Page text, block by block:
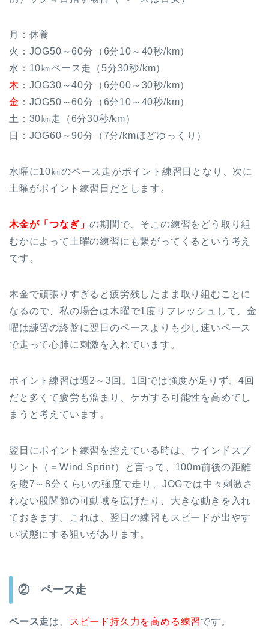
月：休養
火：JOG50～60分（6分10～40秒/km）
水：10㎞ペース走（5分30秒/km）
木 ：JOG30～40分（6分00～30秒/km）
金 ：JOG50～60分（6分10～40秒/km）
土：30㎞走（6分30秒/km）
日：JOG60～90分（7分/kmほどゆっくり）
水曜に10㎞のペース走がポイント練習日となり、次に
土曜がポイント練習日だとします。
木金が「つなぎ」の期間で、そこの練習をどう取り組
むかによって土曜の練習にも繋がってくるという考え
です。
木金で頑張りすぎると疲労残したまま取り組むことに
なるので、私の場合は木曜で1度リフレッシュして、金
曜は練習の終盤に翌日のペースよりも少し速いペース
で走って心肺に刺激を入れています。
ポイント練習は週2～3回。1回では強度が足りず、4回
だと多くて疲労も溜まり、ケガする可能性を高めてし
まうと考えています。
翌日にポイント練習を控えている時は、ウインドスプ
リント（＝Wind Sprint）と言って、100m前後の距離
を腹7～8分くらいの強度で走り、JOGでは中々刺激さ
れない股関節の可動域を広げたり、大きな動きを入れ
ておきます。これは、翌日の練習もスピードが出やす
い状態にする狙いがあります。
② ペース走
ペース走は、 スピード持久力を高める練習です。